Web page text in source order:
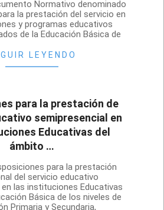
Normativo denominado
la prestación del servicio en
y programas educativos
de la Educación Básica de
LEYENDO
para la prestación de
semipresencial en
Educativas del
ámbito …
para la prestación
del servicio educativo
las instituciones Educativas
Básica de los niveles de
Primaria y Secundaria,